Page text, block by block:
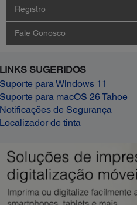
Registro
Fale Conosco
LINKS SUGERIDOS
Suporte para Windows 11
Suporte para macOS 26 Tahoe
Notificações de Segurança
Localizador de tinta